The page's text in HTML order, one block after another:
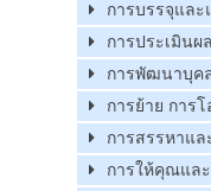
การบรรจุและ
การประเมินผ
การพัฒนาบุค
การย้าย การ
การสรรหาแล
การให้คุณแล